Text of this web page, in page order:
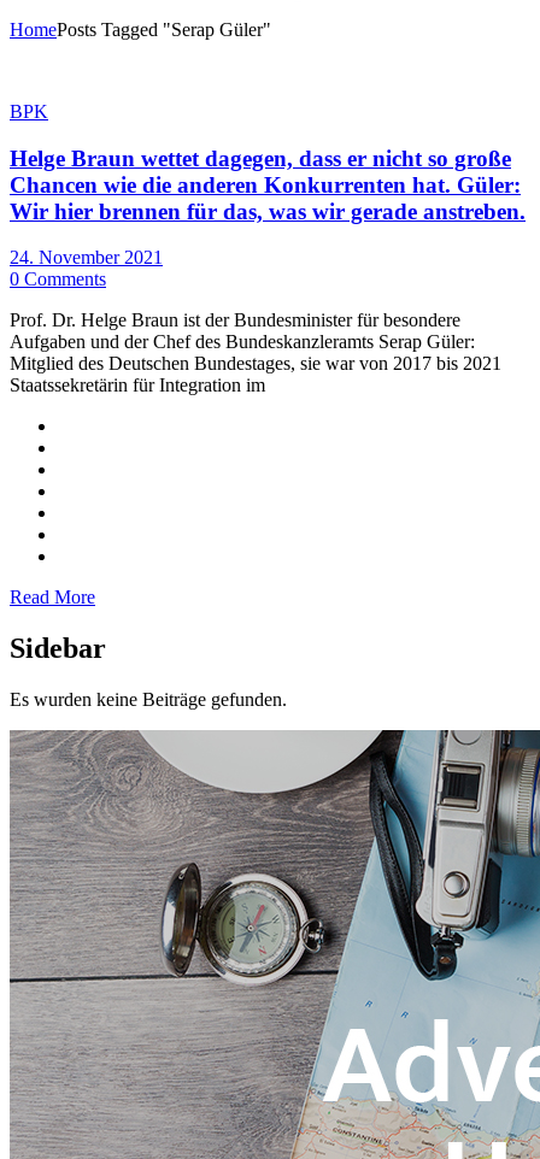
HomePosts Tagged "Serap Güler"
BPK
Helge Braun wettet dagegen, dass er nicht so große
Chancen wie die anderen Konkurrenten hat. Güler:
Wir hier brennen für das, was wir gerade anstreben.
24. November 2021
0 Comments
Prof. Dr. Helge Braun ist der Bundesminister für besondere
Aufgaben und der Chef des Bundeskanzleramts Serap Güler:
Mitglied des Deutschen Bundestages, sie war von 2017 bis 2021
Staatssekretärin für Integration im
Read More
Sidebar
Es wurden keine Beiträge gefunden.